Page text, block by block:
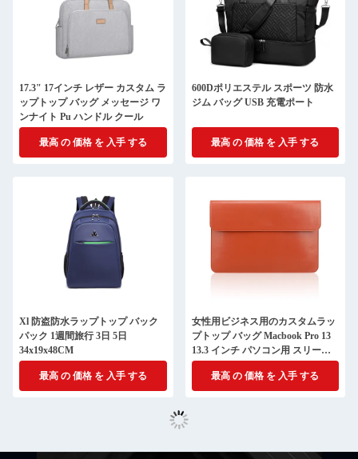
17.3" 17インチ レザー カスタム ラ
ップトップ バッグ メッセージ ワ
ンナイト Pu ハンドル クール
最高 の 価格 を 入手 する
600Dポリエステル スポーツ 防水
ジム バッグ USB 充電ポート
最高 の 価格 を 入手 する
Xl 防盗防水ラップトップ バック
パック 1週間旅行 3日 5日
34x19x48CM
最高 の 価格 を 入手 する
女性用ビジネス用のカスタムラッ
プトップ バッグ Macbook Pro 13
13.3 インチ パソコン用 スリーブ
レザー 封筒 フラップ
最高 の 価格 を 入手 する